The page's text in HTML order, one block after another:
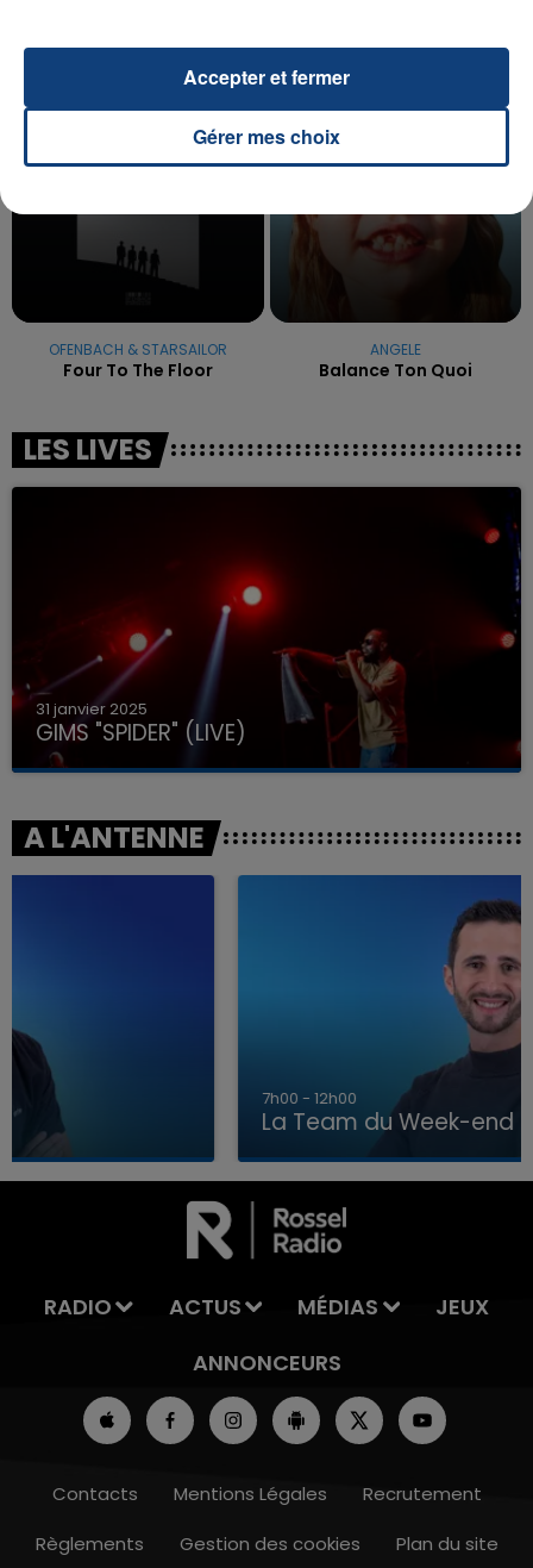
LA TEAM DU WEEK-END
OFENBACH & STARSAILOR
Four To The Floor
ANGELE
Balance Ton Quoi
LES LIVES
31 janvier 2025
GIMS "SPIDER" (LIVE)
A L'ANTENNE
7h00 - 12h00
La Team du Week-end
RADIO ACTUS MÉDIAS
JEUX
ANNONCEURS
Contacts Mentions Légales
Recrutement
Règlements
Gestion des cookies Plan du site
Gérer mes choix
Accepter et fermer